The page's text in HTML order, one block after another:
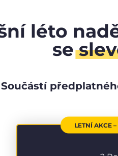
léto
se
Součástí
LETNÍ AKCE